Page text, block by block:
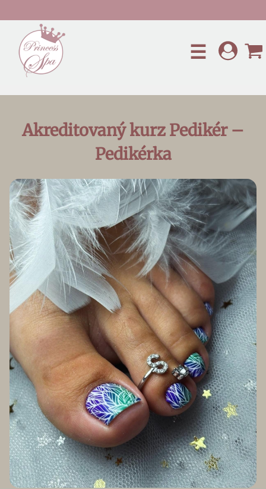
☰
Akreditovaný kurz Pedikér –
Pedikérka